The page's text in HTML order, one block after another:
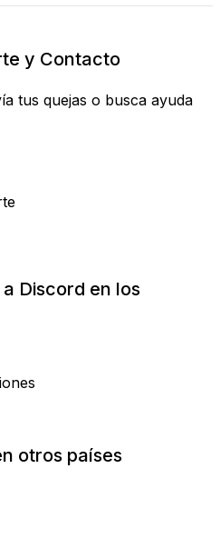
y Contacto
tus quejas o busca ayuda
Discord en los
otros países